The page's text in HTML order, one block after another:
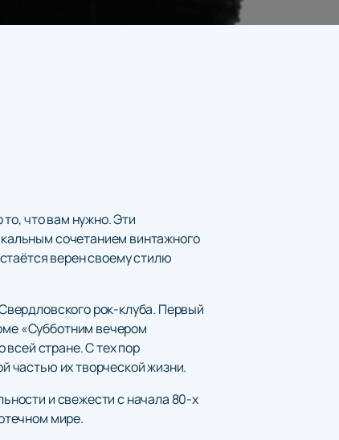
что вам нужно. Эти
сочетанием винтажного
верен своему стилю
рок-клуба. Первый
«Субботним вечером
стране. С тех пор
частью их творческой жизни.
и свежести с начала 80-х
мире.